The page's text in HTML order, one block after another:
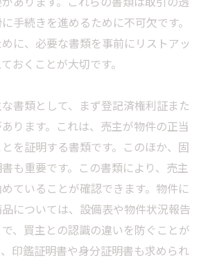
手続きを進めるために不可欠です。
に、必要な書類を事前にリストアッ
おくことが大切です。
書類として、まず登記済権利証また
ります。これは、売主が物件の正当
を証明する書類です。このほか、固
も重要です。この書類により、売主
ていることが確認できます。物件に
については、設備表や物件状況報告
、買主との認識の違いを防ぐことが
印鑑証明書や身分証明書も求められ